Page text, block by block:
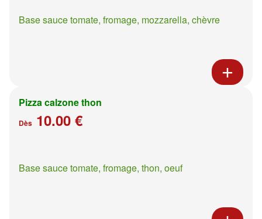
Base sauce tomate, fromage, mozzarella, chèvre
Pizza calzone thon
Dès 10.00 €
Base sauce tomate, fromage, thon, oeuf